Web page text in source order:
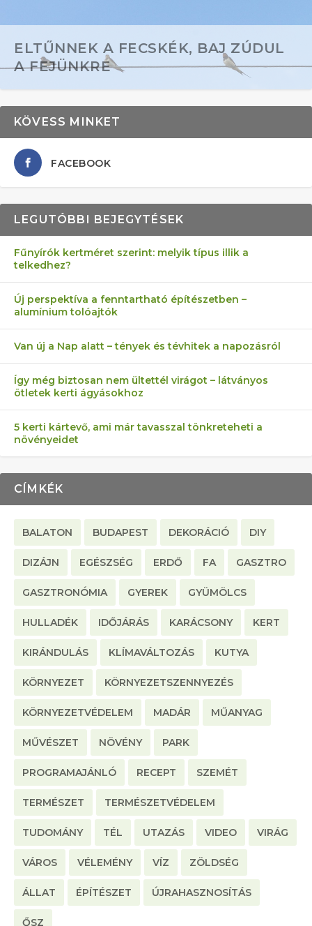
ELTŰNNEK A FECSKÉK, BAJ ZÚDUL
A FEJÜNKRE
AZ ÖNELLÁTÁS 13 PONTJA
KEZDŐKNEK
6 LEGJOBB NÖVÉNY SZOMSZÉD
ELLEN
FÉLREÉRTETT KERTÉSZKEDÉS:
TÉRKŐ ÉS MURVA
AKI ELDOBÁLJA A CIGICSIKKEKET,
AZ EGY KÖ…
MÁRPEDIG A TŰZIJÁTÉK NEM MENŐ!
KÖVESS MINKET
FACEBOOK
LEGUTÓBBI BEJEGYTÉSEK
Fűnyírók kertméret szerint: melyik típus illik a
telkedhez?
Új perspektíva a fenntartható építészetben –
alumínium tolóajtók
Van új a Nap alatt – tények és tévhitek a napozásról
Így még biztosan nem ültettél virágot – látványos
ötletek kerti ágyásokhoz
5 kerti kártevő, ami már tavasszal tönkreteheti a
növényeidet
CÍMKÉK
BALATON BUDAPEST DEKORÁCIÓ DIY
DIZÁJN EGÉSZSÉG ERDŐ FA GASZTRO
GASZTRONÓMIA GYEREK GYÜMÖLCS
HULLADÉK IDŐJÁRÁS KARÁCSONY KERT
KIRÁNDULÁS KLÍMAVÁLTOZÁS KUTYA
KÖRNYEZET KÖRNYEZETSZENNYEZÉS
KÖRNYEZETVÉDELEM MADÁR MŰANYAG
MŰVÉSZET NÖVÉNY PARK
PROGRAMAJÁNLÓ RECEPT SZEMÉT
TERMÉSZET TERMÉSZETVÉDELEM
TUDOMÁNY TÉL UTAZÁS VIDEO VIRÁG
VÁROS VÉLEMÉNY VÍZ ZÖLDSÉG
ÁLLAT ÉPÍTÉSZET ÚJRAHASZNOSÍTÁS
ŐSZ